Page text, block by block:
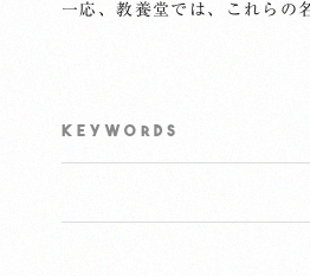
一応、教養堂では、これらの
KEYWORDS